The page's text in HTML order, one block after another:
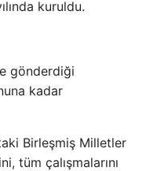
kuruldu.
gönderdiği
kadar
Birleşmiş Milletler
tüm çalışmalarını